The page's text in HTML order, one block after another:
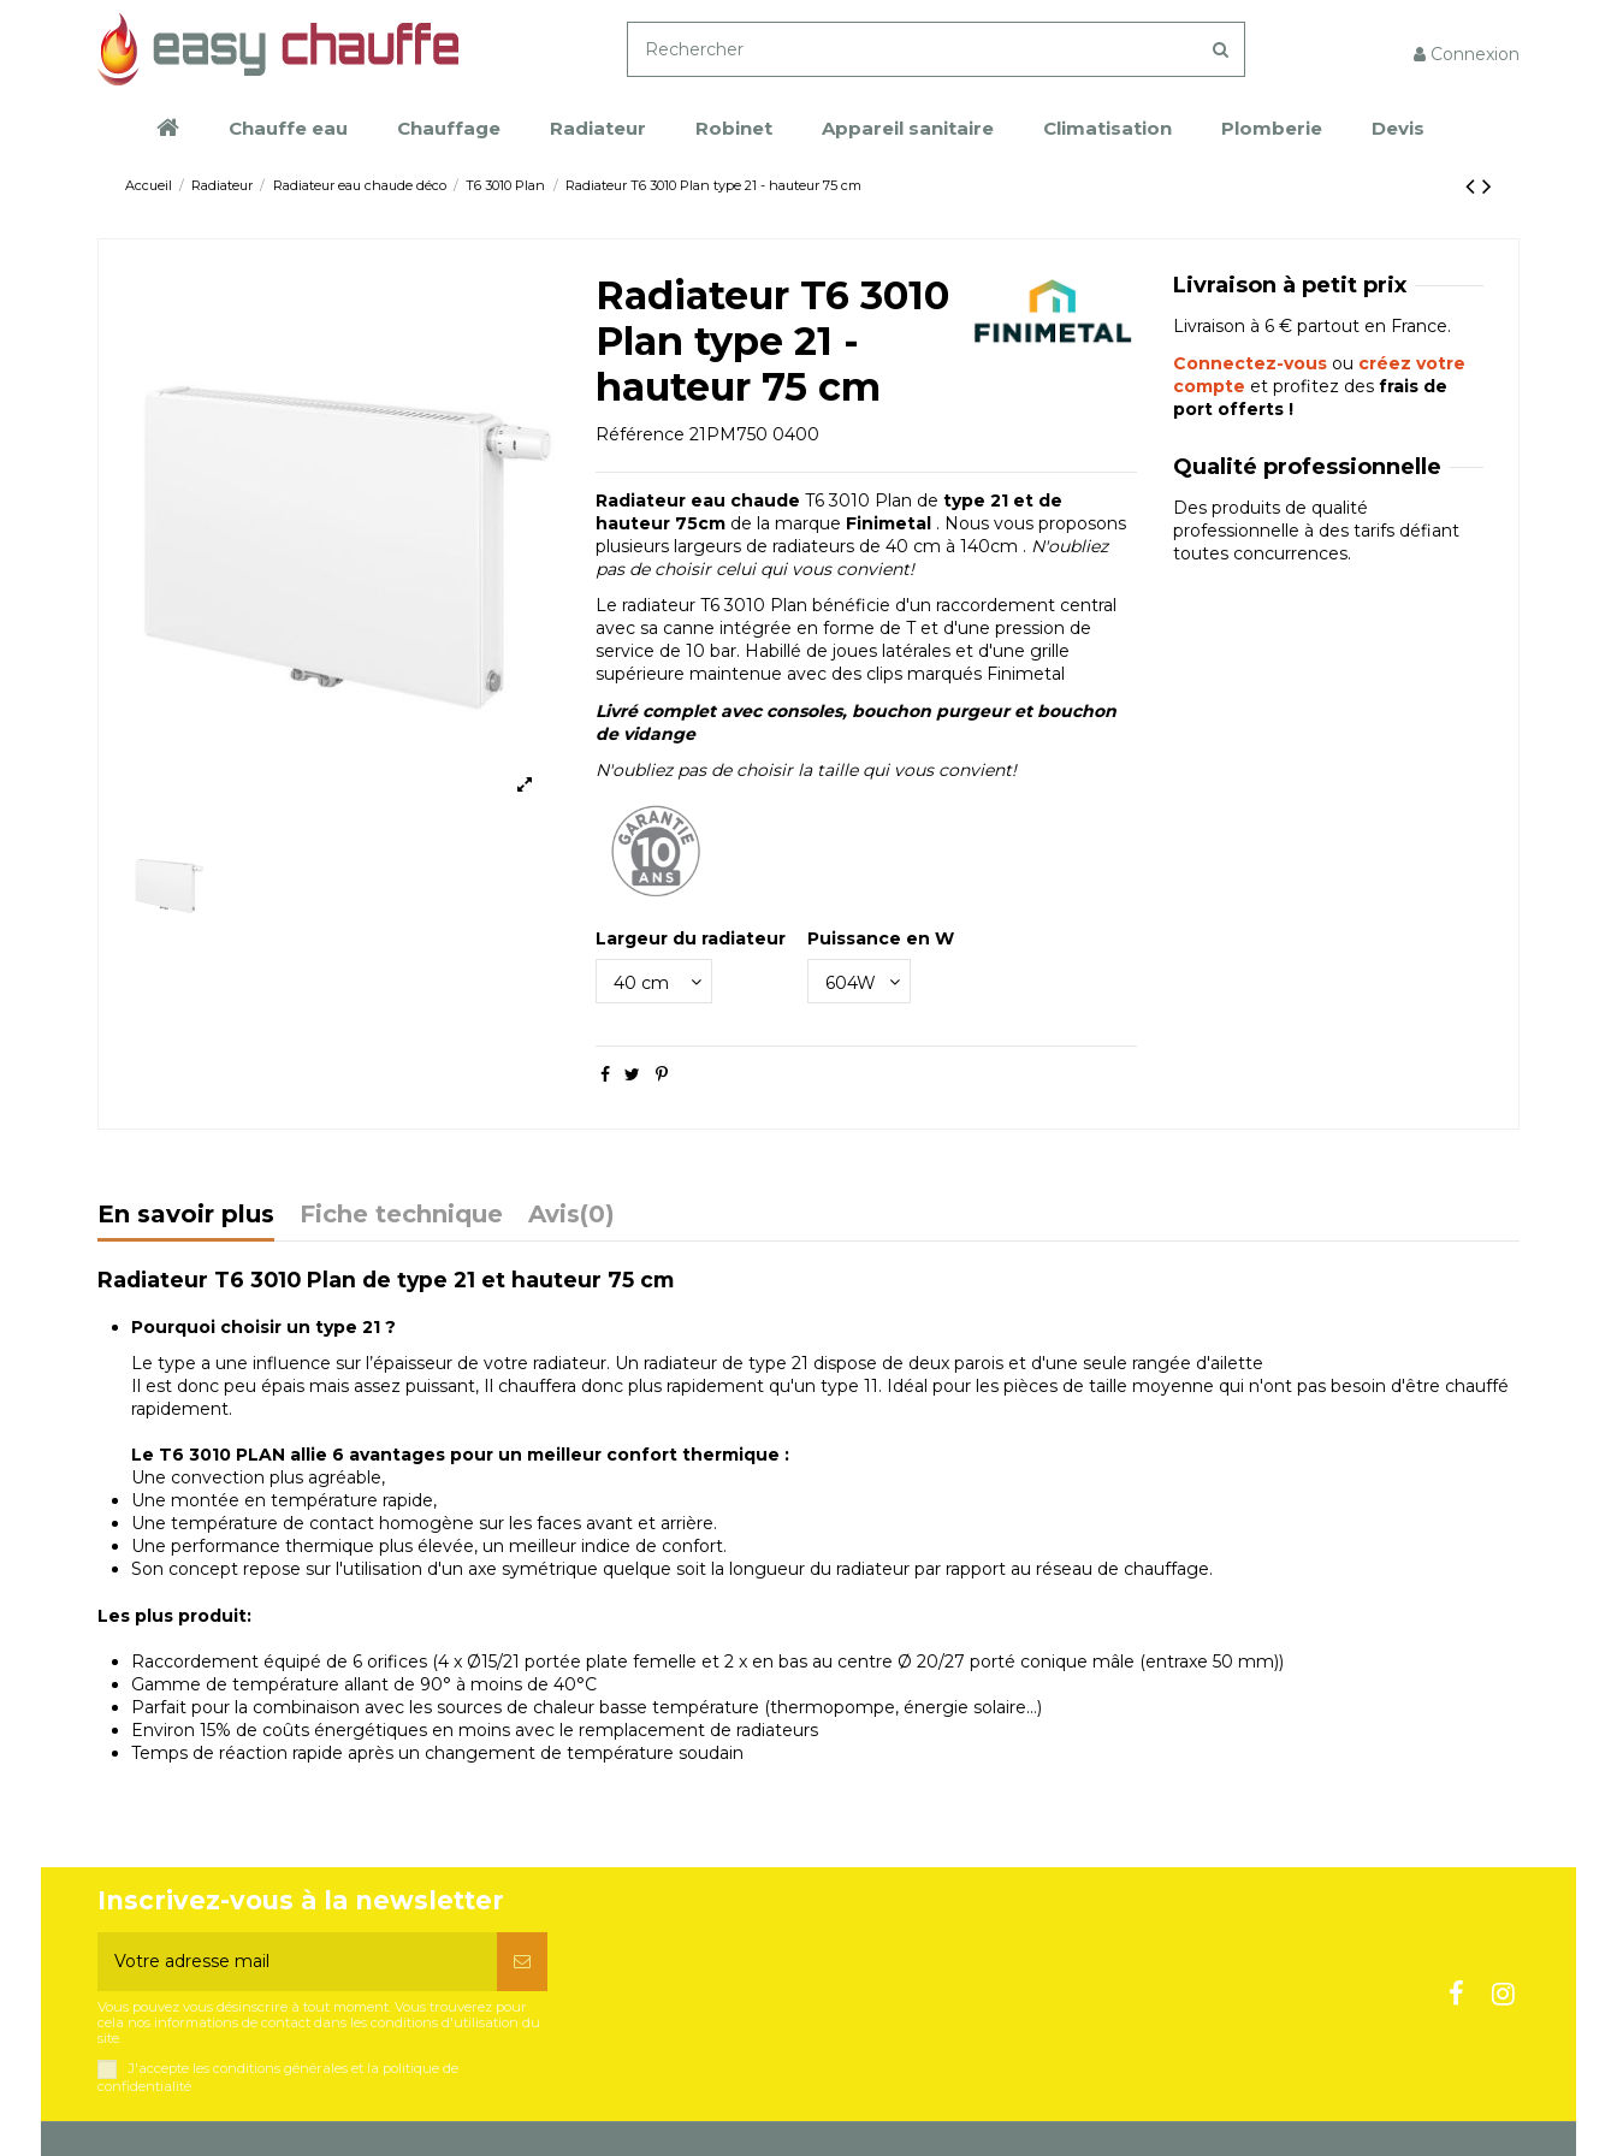
Connexion
Chauffe eau Chauffage Radiateur Robinet Appareil sanitaire Climatisation Plomberie Devis
Accueil Radiateur Radiateur eau chaude déco T6 3010 Plan Radiateur T6 3010 Plan type 21 - hauteur 75 cm
Radiateur T6 3010
Plan type 21 -
hauteur 75 cm
Référence 21PM750 0400
Radiateur eau chaude T6 3010 Plan de type 21 et de
hauteur 75cmde la marque Finimetal. Nous vous proposons
plusieurs largeurs de radiateurs de 40 cm à 140cm . N'oubliez
pas de choisir celui qui vous convient!
Le radiateur T6 3010 Plan bénéficie d'un raccordement central
avec sa canne intégrée en forme de T et d'une pression de
service de 10 bar. Habillé de joues latérales et d'une grille
supérieure maintenue avec des clips marqués Finimetal
Livré complet avec consoles, bouchon purgeur et bouchon
de vidange
N'oubliez pas de choisir la taille qui vous convient!
Largeur du radiateur Puissance en W
Livraison à petit prix
Livraison à 6 € partout en France.
Connectez-vous ou créez votre
compte et profitez desfrais de
port offerts !
Qualité professionnelle
Des produits de qualité
professionnelle à des tarifs défiant
toutes concurrences.
En savoir plus Fiche technique Avis(0)
Radiateur T6 3010 Plan de type 21 et hauteur 75 cm
Pourquoi choisir un type 21 ?
Le type a une influence sur l’épaisseur de votre radiateur. Un radiateur de type 21 dispose de deux parois et d'une seule rangée d'ailette
Il est donc peu épais mais assez puissant, Il chauffera donc plus rapidement qu'un type 11. Idéal pour les pièces de taille moyenne qui n'ont pas besoin d'être chauffé
rapidement.
Le T6 3010 PLAN allie 6 avantages pour un meilleur confort thermique :
Une convection plus agréable,
Une montée en température rapide,
Une température de contact homogène sur les faces avant et arrière.
Une performance thermique plus élevée, un meilleur indice de confort.
Son concept repose sur l'utilisation d'un axe symétrique quelque soit la longueur du radiateur par rapport au réseau de chauffage.
Les plus produit:
Raccordement équipé de 6 orifices (4 x Ø15/21 portée plate femelle et 2 x en bas au centre Ø 20/27 porté conique mâle (entraxe 50 mm))
Gamme de température allant de 90° à moins de 40°C
Parfait pour la combinaison avec les sources de chaleur basse température (thermopompe, énergie solaire…)
Environ 15% de coûts énergétiques en moins avec le remplacement de radiateurs
Temps de réaction rapide après un changement de température soudain
Inscrivez-vous à la newsletter
Vous pouvez vous désinscrire à tout moment. Vous trouverez pour
cela nos informations de contact dans les conditions d'utilisation du
site.
J'accepte les conditions générales et la politique de
confidentialité